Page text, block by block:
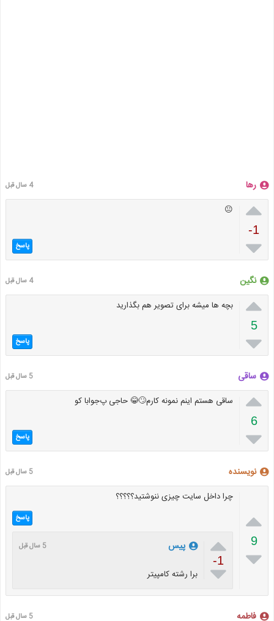
رها 4 سال قبل

-1

😐
پاسخ
نگین 4 سال قبل

5

بچه ها میشه برای تصویر هم بگذارید
پاسخ
ساقی 5 سال قبل

6

ساقی هستم اینم نمونه کارم🙄😂 حاجی پ‌جوابا کو
پاسخ
نویسنده 5 سال قبل

9

چرا داخل سایت چیزی ننوشتید؟؟؟؟؟
پاسخ

-1

پیس 5 سال قبل
برا رشته کامپیتر
فاطمه 5 سال قبل